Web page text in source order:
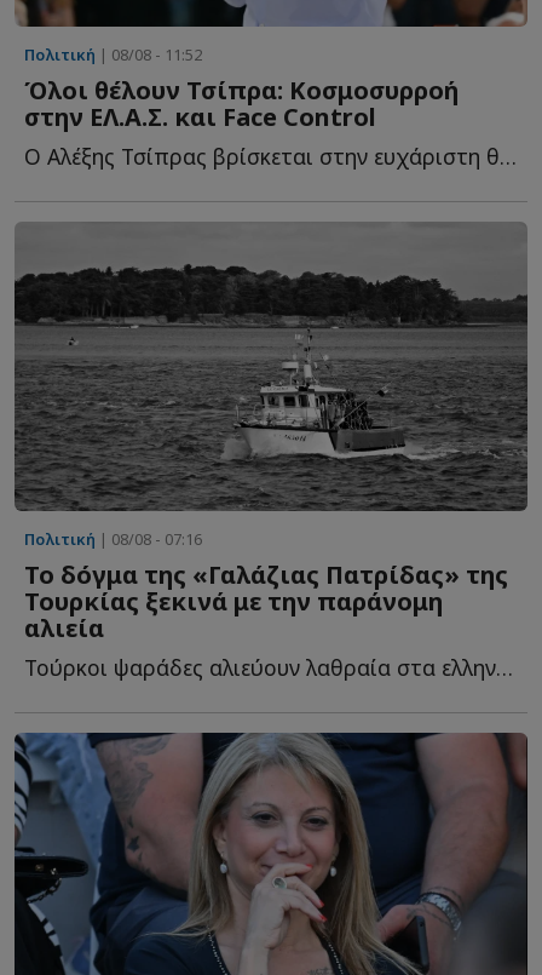
Πολιτική | 08/08 - 11:52
Όλοι θέλουν Τσίπρα: Κοσμοσυρροή
στην ΕΛ.Α.Σ. και Face Control
Ο Αλέξης Τσίπρας βρίσκεται στην ευχάριστη θέση να μπορεί ν...
Πολιτική | 08/08 - 07:16
Το δόγμα της «Γαλάζιας Πατρίδας» της
Τουρκίας ξεκινά με την παράνομη
αλιεία
Τούρκοι ψαράδες αλιεύουν λαθραία στα ελληνικά ύδατα α...